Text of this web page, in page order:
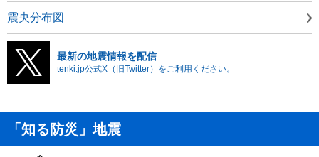
震央分布図
最新の地震情報を配信
tenki.jp公式X（旧Twitter）をご利用ください。
「知る防災」地震